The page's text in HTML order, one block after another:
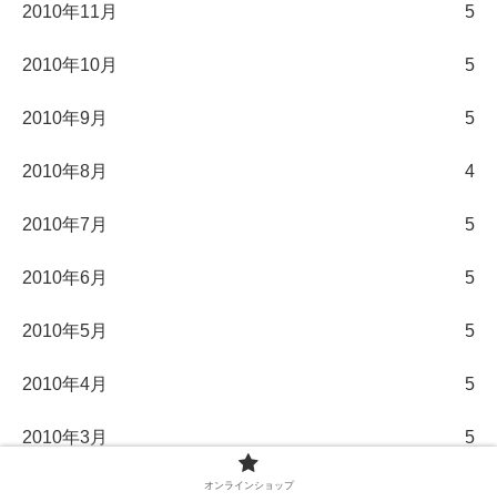
2010年11月 5
2010年10月 5
2010年9月 5
2010年8月 4
2010年7月 5
2010年6月 5
2010年5月 5
2010年4月 5
2010年3月 5
オンラインショップ